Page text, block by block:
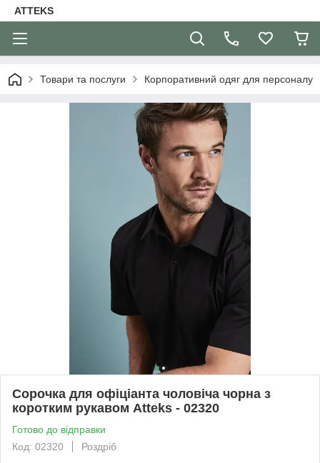
ATTEKS
Товари та послуги Корпоративний одяг для персоналу
Сорочка для офіціанта чоловіча чорна з
коротким рукавом Atteks - 02320
Готово до відправки
Код: 02320
Роздріб